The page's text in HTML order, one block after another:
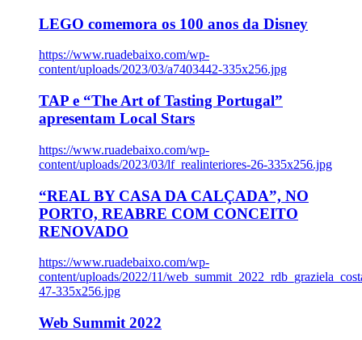
LEGO comemora os 100 anos da Disney
https://www.ruadebaixo.com/wp-
content/uploads/2023/03/a7403442-335x256.jpg
TAP e “The Art of Tasting Portugal”
apresentam Local Stars
https://www.ruadebaixo.com/wp-
content/uploads/2023/03/lf_realinteriores-26-335x256.jpg
“REAL BY CASA DA CALÇADA”, NO
PORTO, REABRE COM CONCEITO
RENOVADO
https://www.ruadebaixo.com/wp-
content/uploads/2022/11/
47-335x256.jpg
Web Summit 2022